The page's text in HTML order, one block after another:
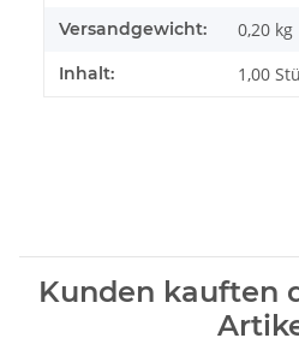
Versandgewicht: 0,20 kg
Inhalt: 1,00
Kunden kauften